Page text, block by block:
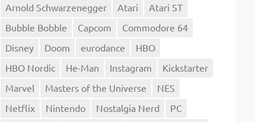
Arnold Schwarzenegger
Atari
Atari ST
Bubble Bobble
Capcom
Commodore 64
Disney
Doom eurodance
HBO
HBO Nordic
He-Man Instagram
Kickstarter
Marvel
Masters of the Universe
NES
Netflix
Nintendo Nostalgia Nerd
PC